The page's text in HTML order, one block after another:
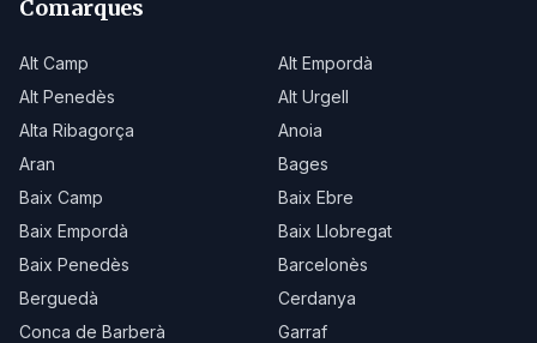
Comarques
Alt Camp
Alt Empordà
Alt Penedès
Alt Urgell
Alta Ribagorça
Anoia
Aran
Bages
Baix Camp
Baix Ebre
Baix Empordà
Baix Llobregat
Baix Penedès
Barcelonès
Berguedà
Cerdanya
Conca de Barberà
Garraf